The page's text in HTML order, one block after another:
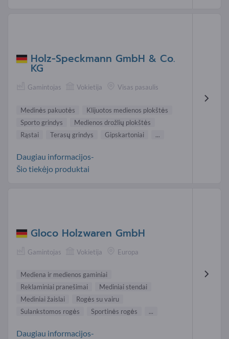
Holz-Speckmann GmbH & Co.
KG
Gamintojas Vokietija Visas pasaulis
Medinės pakuotės
Klijuotos medienos plokštės
Sporto grindys
Medienos drožlių plokštės
Rąstai
Terasų grindys Gipskartoniai ...
Daugiau informacijos-
Šio tiekėjo produktai
Gloco Holzwaren GmbH
Gamintojas Vokietija Europa
Mediena ir medienos gaminiai
Reklaminiai pranešimai
Mediniai stendai
Mediniai žaislai
Rogės su vairu
Sulankstomos rogės
Sportinės rogės ...
Daugiau informacijos-